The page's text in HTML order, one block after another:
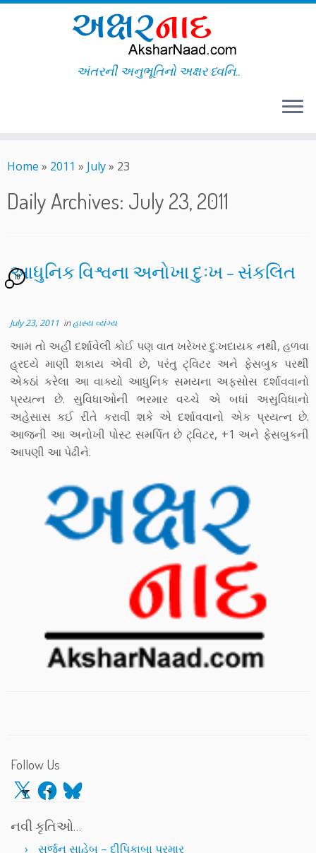
to
અંતરની અનુભૂતિનો અક્ષર ધ્વનિ..
Home » 2011 » July» 23
Daily Archives: July 23, 2011
આધુનિક વિશ્વના અનોખા દુઃખ – સંકલિત
10
July 23, 2011 inહાસ્ય વ્યંગ્ય
આમ તો અહીં દર્શાવેલી કોઈ પણ વાત ખરેખર દુ:ખદાયક નથી, હળવા
હ્રદયે માણી શકાય એવી છે, પરંતુ ટ્વિટર અને ફેસબુક પરથી
એકઠાં કરેલા આ વાક્યો આધુનિક સમયના અફસોસ દર્શાવવાનો
પ્રયત્ન છે. સુવિધાઓની ભરમાર વચ્ચે એ બધાં અસુવિધાનો
અહેસાસ કઈ રીતે કરાવી શકે એ દર્શાવવાનો એક પ્રયત્ન છે.
આજની આ અનોખી પોસ્ટ સમર્પિત છે ટ્વિટર, +1 અને ફેસબુકની
આપણી આ પેઢીને.
Follow Us
X Facebook
Bluesky
નવી કૃતિઓ…
સર્જન સાહેબ – દીપિકાબા પરમાર